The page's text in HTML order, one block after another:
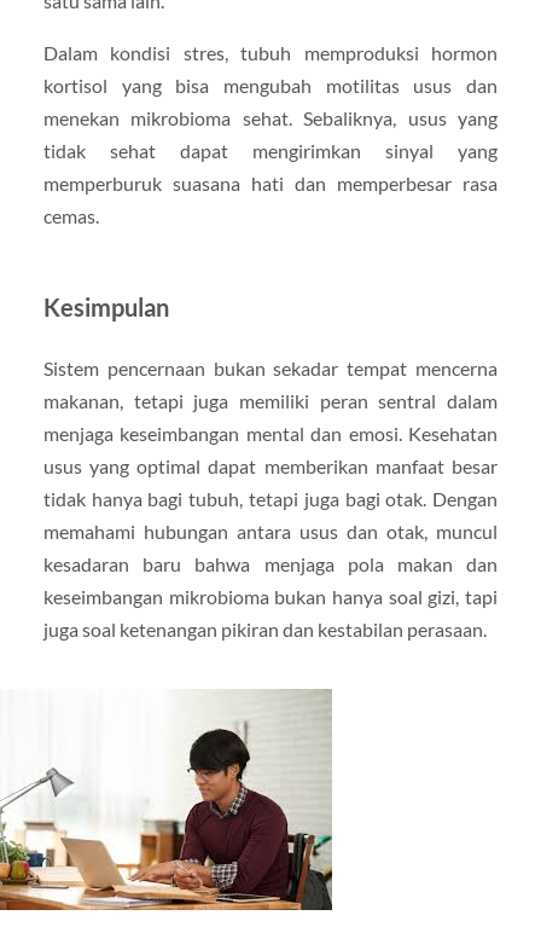
Dalam kondisi stres, tubuh memproduksi hormon
kortisol yang bisa mengubah motilitas usus dan
menekan mikrobioma sehat. Sebaliknya, usus yang
tidak sehat dapat mengirimkan sinyal yang
memperburuk suasana hati dan memperbesar rasa
cemas.
Kesimpulan
Sistem pencernaan bukan sekadar tempat mencerna
makanan, tetapi juga memiliki peran sentral dalam
menjaga keseimbangan mental dan emosi. Kesehatan
usus yang optimal dapat memberikan manfaat besar
tidak hanya bagi tubuh, tetapi juga bagi otak. Dengan
memahami hubungan antara usus dan otak, muncul
kesadaran baru bahwa menjaga pola makan dan
keseimbangan mikrobioma bukan hanya soal gizi, tapi
juga soal ketenangan pikiran dan kestabilan perasaan.